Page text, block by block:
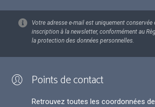
Votre adresse e-mail est uniquement
inscription à la newsletter, conformément au
la protection des données personnelles.
Points de contact
Retrouvez toutes les coordonnées